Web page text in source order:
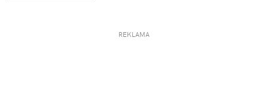
REKLAMA